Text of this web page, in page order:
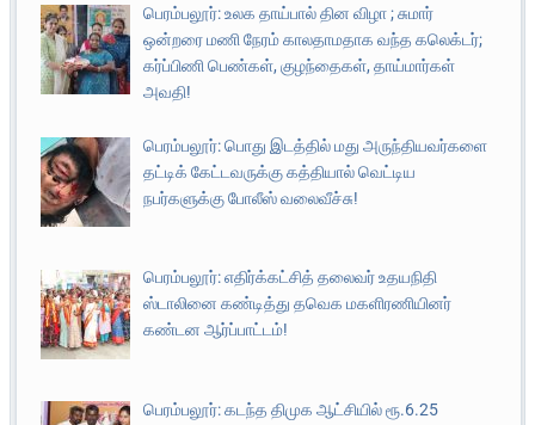
பெரம்பலூர்: உலக தாய்பால் தின விழா ; சுமார்
ஒன்றரை மணி நேரம் காலதாமதாக வந்த கலெக்டர்;
கர்ப்பிணி பெண்கள், குழந்தைகள், தாய்மார்கள்
அவதி!
பெரம்பலூர்: பொது இடத்தில் மது அருந்தியவர்களை
தட்டிக் கேட்டவருக்கு கத்தியால் வெட்டிய
நபர்களுக்கு போலீஸ் வலைவீச்சு!
பெரம்பலூர்: எதிர்க்கட்சித் தலைவர் உதயநிதி
ஸ்டாலினை கண்டித்து தவெக மகளிரணியினர்
கண்டன ஆர்ப்பாட்டம்!
பெரம்பலூர்: கடந்த திமுக ஆட்சியில் ரூ.6.25